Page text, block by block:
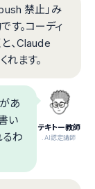
禁止」み
す。コーディ
、Claude
ます。
テキトー教師
.AI認定講師
あ
い
るわ